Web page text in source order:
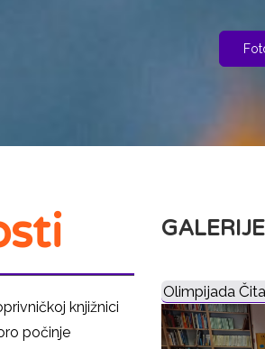
GALERIJE
Olimpijada
knjižnici
počinje